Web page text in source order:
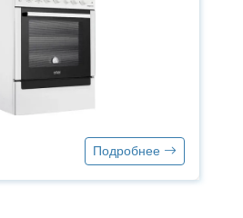
Подробнее